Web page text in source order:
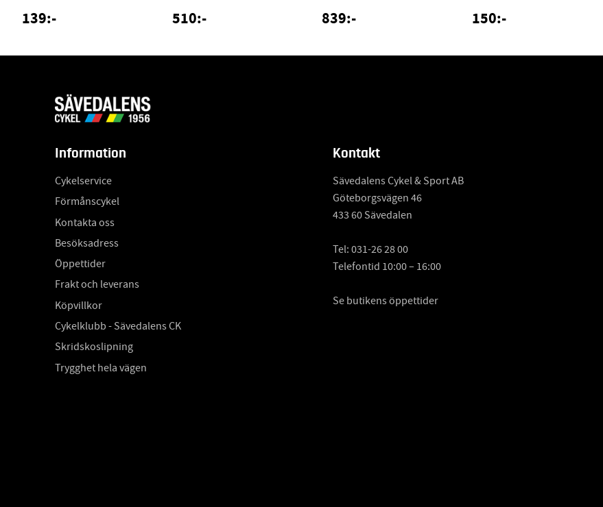
139:- 510:- 839:- 150:-
Information
Cykelservice
Förmånscykel
Kontakta oss
Besöksadress
Öppettider
Frakt och leverans
Köpvillkor
Cykelklubb - Sävedalens CK
Skridskoslipning
Trygghet hela vägen
Kontakt
Sävedalens Cykel & Sport AB
Göteborgsvägen 46
433 60 Sävedalen
Tel:031-26 28 00
Telefontid 10:00 – 16:00
Se butikens öppettider